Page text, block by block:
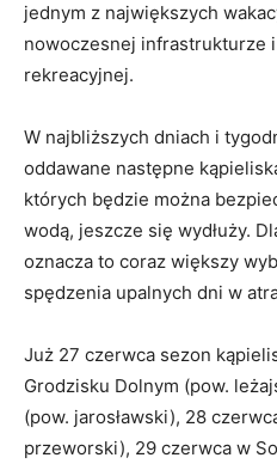
jednym z największych
nowoczesnej infrastrukturze
rekreacyjnej.
W najbliższych dniach i
oddawane następne
których będzie można
wodą, jeszcze się wydłuży.
oznacza to coraz większy
spędzenia upalnych dni w
Już 27 czerwca sezon
Grodzisku Dolnym (pow.
(pow. jarosławski), 28
przeworski), 29 czerwca w